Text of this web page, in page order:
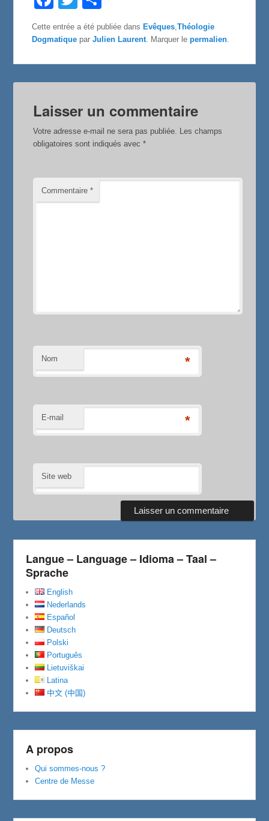
e
b
o
k
t
t
e
t
a
g
r
Cette entrée a été publiée dansEvêques ,Théologie
Dogmatique parJulien Laurent . Marquer lepermalien
Laisser un commentaire
Votre adresse e-mail ne sera pas publiée. Les champs
obligatoires sont indiqués avec*
Commentaire*
Nom *
E-mail *
Site web
Langue – Language – Idioma – Taal –
Sprache
English
Nederlands
Español
Deutsch
Polski
Português
Lietuviškai
Latina
中文 (中国)
A propos
Qui sommes-nous ?
Centre de Messe